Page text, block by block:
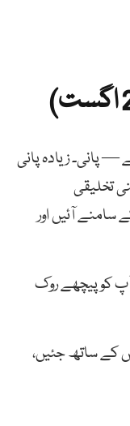
پانی۔ زیادہ پانی
تخلیقی
سامنے آئیں اور
کو پیچھے روک
کے ساتھ جئیں،